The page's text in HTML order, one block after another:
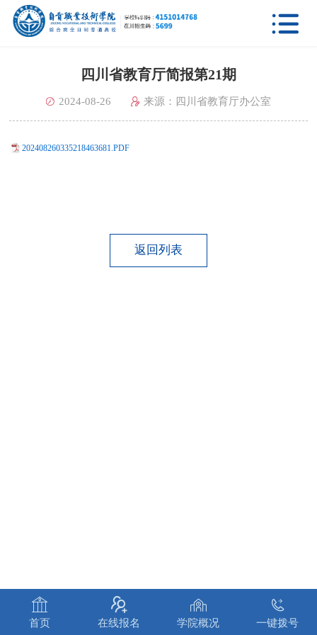

四川省教育厅简报第21期
2024-08-26 来源：四川省教育厅办公室
202408260335218463681.PDF
返回列表

首页

在线报名

学院概况

一键拨号